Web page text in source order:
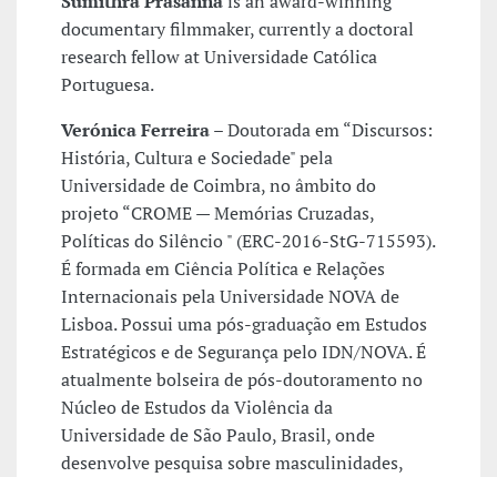
documentary filmmaker, currently a doctoral
research fellow at Universidade Católica
Portuguesa.
Verónica Ferreira– Doutorada em “Discursos:
História, Cultura e Sociedade" pela
Universidade de Coimbra, no âmbito do
projeto “CROME — Memórias Cruzadas,
Políticas do Silêncio " (ERC-2016-StG-715593).
É formada em Ciência Política e Relações
Internacionais pela Universidade NOVA de
Lisboa. Possui uma pós-graduação em Estudos
Estratégicos e de Segurança pelo IDN/NOVA. É
atualmente bolseira de pós-doutoramento no
Núcleo de Estudos da Violência da
Universidade de São Paulo, Brasil, onde
desenvolve pesquisa sobre masculinidades,